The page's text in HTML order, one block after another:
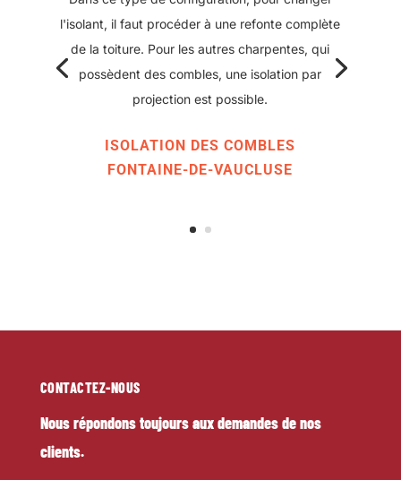
L'autre technique consiste à poser des rouleaux
ou panneaux d'isolant. Dans ce cas là il faut un
espace suffisamment large pour pouvoir y
travailler à plusieurs, debout, avec aisance.
ISOLATION DES COMBLES
FONTAINE-DE-VAUCLUSE
CONTACTEZ-NOUS
Nous répondons toujours aux demandes de nos
clients.